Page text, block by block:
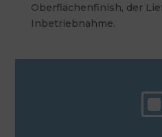
Oberflächenfinish, der
Inbetriebnahme.